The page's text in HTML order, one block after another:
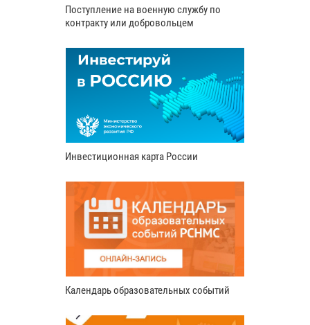
Поступление на военную службу по
контракту или добровольцем
Инвестиционная карта России
Календарь образовательных событий